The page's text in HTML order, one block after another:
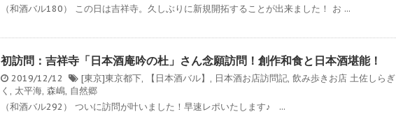
（和酒バル180） この日は吉祥寺。久しぶりに新規開拓することが出来ました！ お ...
初訪問：吉祥寺「日本酒庵吟の杜」さん念願訪問！創作和食と日本酒堪能！
2019/12/12 [東京]東京都下, 【日本酒バル】 , 日本酒お店訪問記, 飲み歩きお店 土佐しらぎ
く , 太平海, 森嶋, 自然郷
（和酒バル292） ついに訪問が叶いました！早速レポいたします♪ ...